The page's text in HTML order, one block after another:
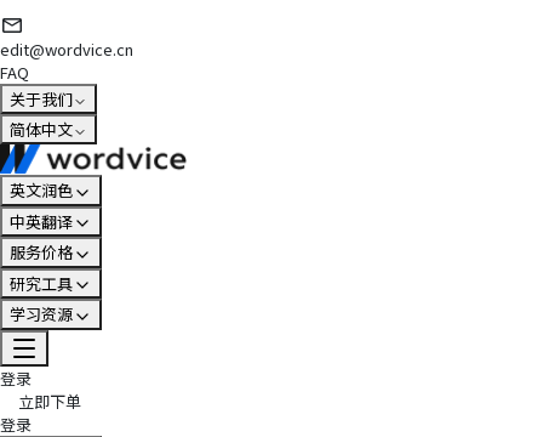
edit@wordvice.cn
FAQ
关于我们
简体中文
英文润色
中英翻译
服务价格
研究工具
学习资源
登录
立即下单
登录